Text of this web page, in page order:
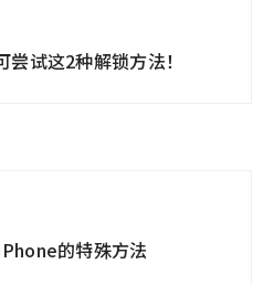
试这2种解锁方法！
的特殊方法